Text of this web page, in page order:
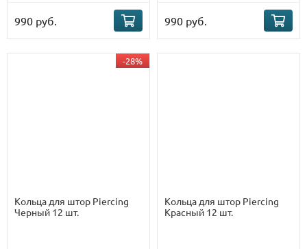
990 руб. 990 руб.
-28%
Кольца для штор Piercing
Черный 12 шт.
Кольца для штор Piercing
Красный 12 шт.